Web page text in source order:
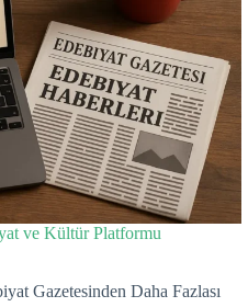
ve Kültür Platformu
Gazetesinden Daha Fazlası